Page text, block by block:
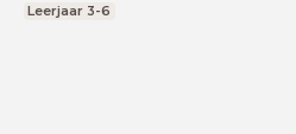
Leerjaar 3-6